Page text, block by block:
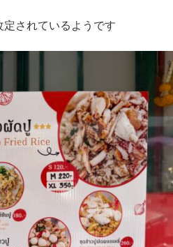
されているようです